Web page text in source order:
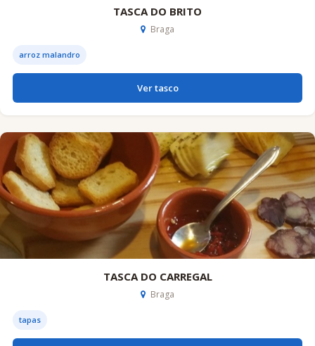
TASCA DO BRITO
Braga
arroz malandro
Ver tasco
TASCA DO CARREGAL
Braga
tapas